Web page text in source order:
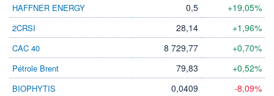
HAFFNER ENERGY
0,5 +19,05%
2CRSI 28,14 +1,96%
CAC 40 8 729,77 +0,70%
Pétrole Brent 79,83 +0,52%
BIOPHYTIS 0,0409 -8,09%